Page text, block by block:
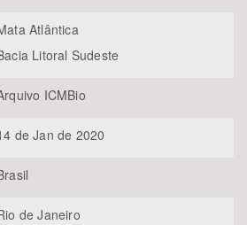
Atlântica
Litoral Sudeste
ICMBio
de Jan de 2020
de Janeiro